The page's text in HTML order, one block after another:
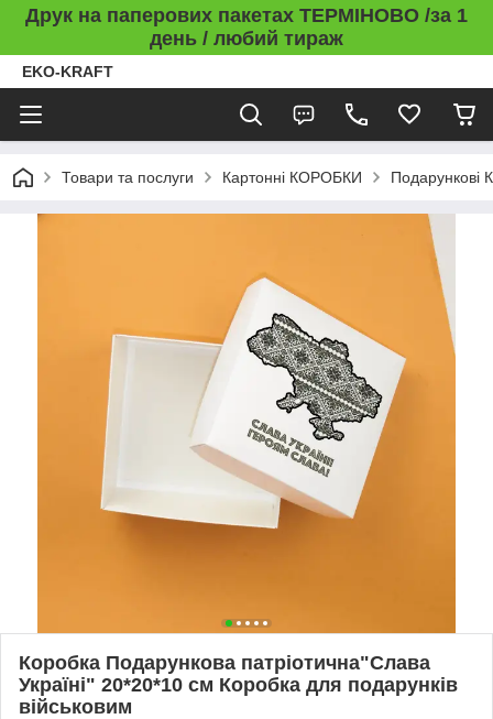
Друк на паперових пакетах ТЕРМІНОВО /за 1
день / любий тираж
EKO-KRAFT
Товари та послуги Картонні КОРОБКИ Подарункові
Коробка Подарункова патріотична"Слава
Україні" 20*20*10 см Коробка для подарунків
військовим